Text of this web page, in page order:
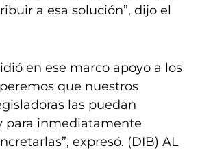
a esa solución”, dijo el
en ese marco apoyo a los
que nuestros
las puedan
para inmediatamente
expresó. (DIB) AL